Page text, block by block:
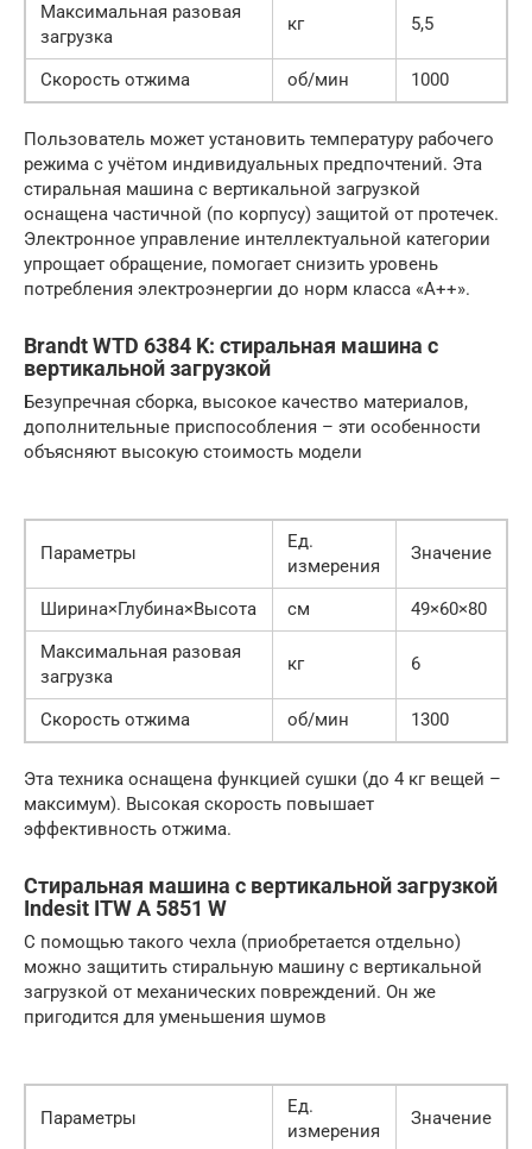
Максимальная разовая
загрузка
кг 5,5
Скорость отжима об/мин 1000
Пользователь может установить температуру рабочего
режима с учётом индивидуальных предпочтений. Эта
стиральная машина с вертикальной загрузкой
оснащена частичной (по корпусу) защитой от протечек.
Электронное управление интеллектуальной категории
упрощает обращение, помогает снизить уровень
потребления электроэнергии до норм класса «А++».
Brandt WTD 6384 K: стиральная машина с
вертикальной загрузкой
Безупречная сборка, высокое качество материалов,
дополнительные приспособления – эти особенности
объясняют высокую стоимость модели
Параметры
Ед.
измерения
Значение
Ширина×Глубина×Высота см
49×60×80
Максимальная разовая
загрузка
кг 6
Скорость отжима об/мин 1300
Эта техника оснащена функцией сушки (до 4 кг вещей –
максимум). Высокая скорость повышает
эффективность отжима.
Стиральная машина с вертикальной загрузкой
Indesit ITW A 5851 W
С помощью такого чехла (приобретается отдельно)
можно защитить стиральную машину с вертикальной
загрузкой от механических повреждений. Он же
пригодится для уменьшения шумов
Параметры
Ед.
измерения
Значение